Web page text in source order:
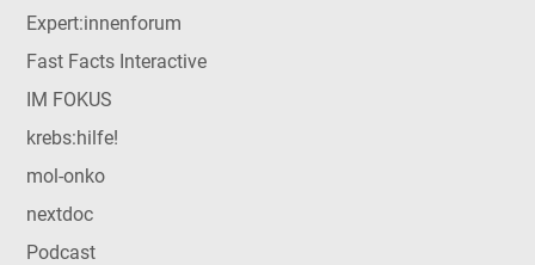
Expert:innenforum
Fast Facts Interactive
IM FOKUS
krebs:hilfe!
mol-onko
nextdoc
Podcast